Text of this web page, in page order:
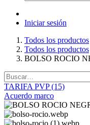
Iniciar sesión
Todos los productos
Todos los productos
BOLSO ROCIO
TARIFA PVP (15)
Acuerdo marco